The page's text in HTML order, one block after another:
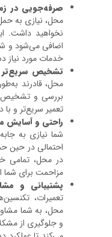
صرفه‌جویی در
محل، نیازی به
نخواهید داشت.
اضافی می‌شود و
خدمات مورد نیاز
تشخیص سریع‌تر
محل، قادرند
بررسی و تشخیص
تعمیر سریع‌تر و با
راحتی و آسایش
شما نیازی به
احتمالی در حین
در محل، تمامی
مزاحمت برای شما
پشتیبانی و
تعمیرات،
محل، به شما
و جلوگیری از